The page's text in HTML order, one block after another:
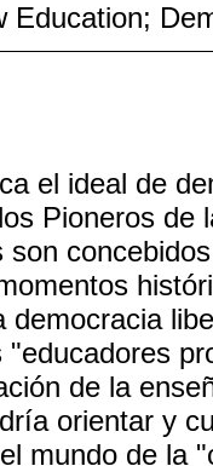
Education;
el ideal de
Pioneros de
son
democracia
"educadores
de la
orientar y
mundo de la